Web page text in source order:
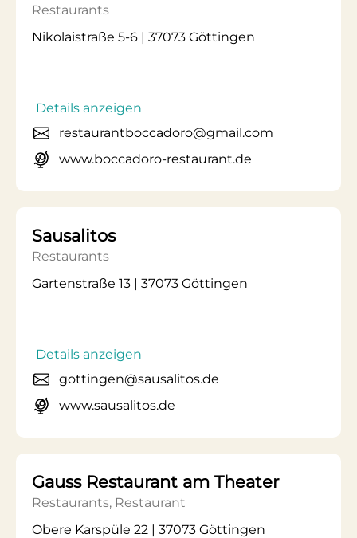
Restaurants
Nikolaistraße 5-6 | 37073 Göttingen
Details anzeigen
restaurantboccadoro@gmail.com
www.boccadoro-restaurant.de
Sausalitos
Restaurants
Gartenstraße 13 | 37073 Göttingen
Details anzeigen
gottingen@sausalitos.de
www.sausalitos.de
Gauss Restaurant am Theater
Restaurants, Restaurant
Obere Karspüle 22 | 37073 Göttingen